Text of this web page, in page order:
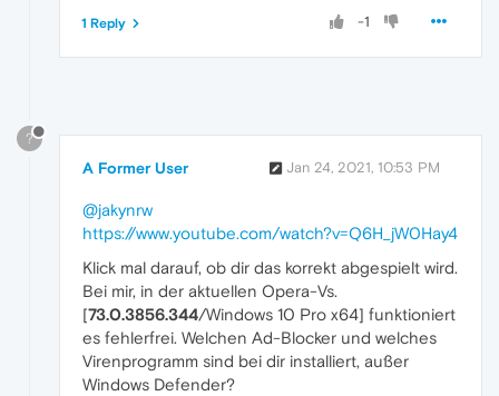
-1
1 Reply
?
A Former User Jan 24, 2021, 10:53 PM
@jakynrw
https://www.youtube.com/watch?v=Q6H_jW0Hay4
Klick mal darauf, ob dir das korrekt abgespielt wird.
Bei mir, in der aktuellen Opera-Vs.
[73.0.3856.344/Windows 10 Pro x64] funktioniert
es fehlerfrei. Welchen Ad-Blocker und welches
Virenprogramm sind bei dir installiert, außer
Windows Defender?